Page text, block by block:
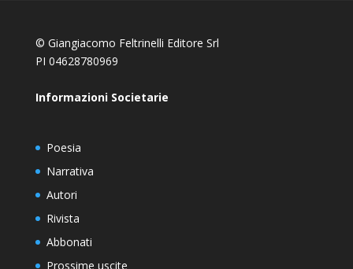
© Giangiacomo Feltrinelli Editore Srl
PI 04628780969
Informazioni Societarie
Poesia
Narrativa
Autori
Rivista
Abbonati
Prossime uscite